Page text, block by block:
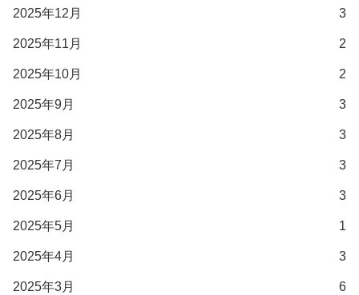
2025年12月 3
2025年11月 2
2025年10月 2
2025年9月 3
2025年8月 3
2025年7月 3
2025年6月 3
2025年5月 1
2025年4月 3
2025年3月 6